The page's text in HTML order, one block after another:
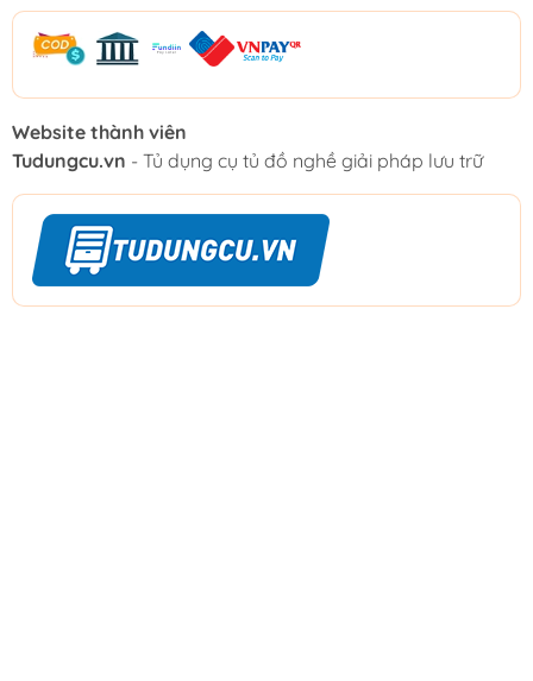
Website thành viên
Tudungcu.vn - Tủ dụng cụ tủ đồ nghề giải pháp lưu trữ